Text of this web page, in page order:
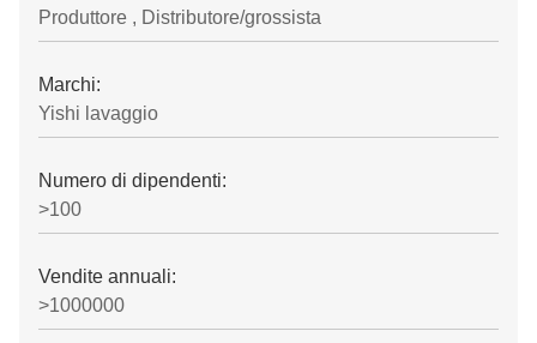
Produttore , Distributore/grossista
Marchi:
Yishi lavaggio
Numero di dipendenti:
>100
Vendite annuali:
>1000000